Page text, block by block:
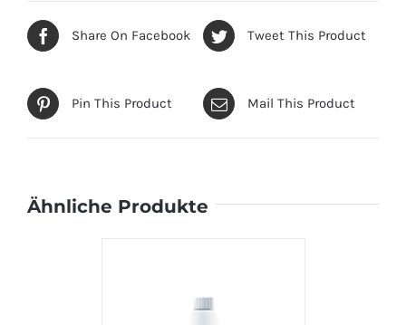
Share On Facebook Tweet This Product
Pin This Product Mail This Product
Ähnliche Produkte